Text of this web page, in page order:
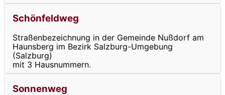
Schönfeldweg
Straßenbezeichnung in der Gemeinde Nußdorf am
Haunsberg im Bezirk Salzburg-Umgebung
(Salzburg)
mit 3 Hausnummern.
Sonnenweg